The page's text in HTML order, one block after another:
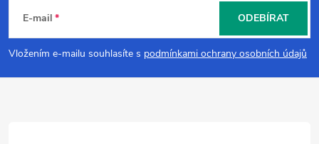
p
a
E-mail
Vložením e-mailu souhlasíte s podmínkami ochrany osobních údajů
ODEBÍRAT